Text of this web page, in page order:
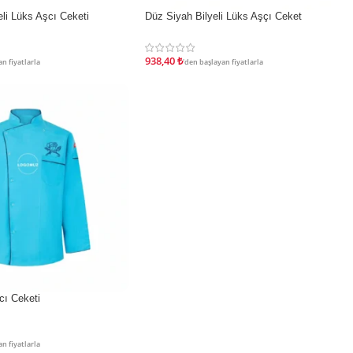
Lüks Aşcı Ceketi
fiyatlarla
İNDIRIM
Düz Siyah Bilyeli Lüks Aşçı Ceket
938,40₺'den başlayan fiyatlarla
Ceketi
fiyatlarla